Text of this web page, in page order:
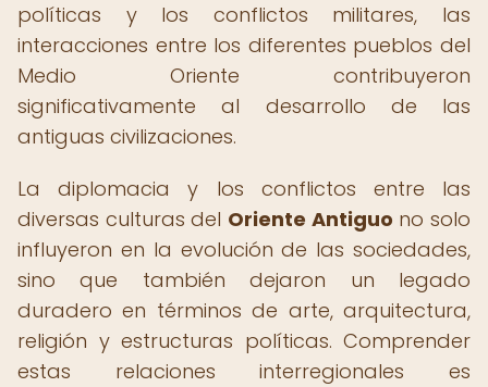
políticas y los conflictos militares, las
interacciones entre los diferentes pueblos del
Medio Oriente contribuyeron
significativamente al desarrollo de las
antiguas civilizaciones.
La diplomacia y los conflictos entre las
diversas culturas del Oriente Antiguo no solo
influyeron en la evolución de las sociedades,
sino que también dejaron un legado
duradero en términos de arte, arquitectura,
religión y estructuras políticas. Comprender
estas relaciones interregionales es